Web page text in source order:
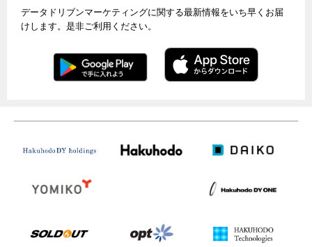
データドリブンマーケティングに関する最新情報をいち早くお届
けします。是非ご利用ください。